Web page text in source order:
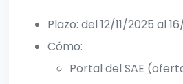
Plazo: del 12/11/2025 al
Cómo:
Portal del SAE